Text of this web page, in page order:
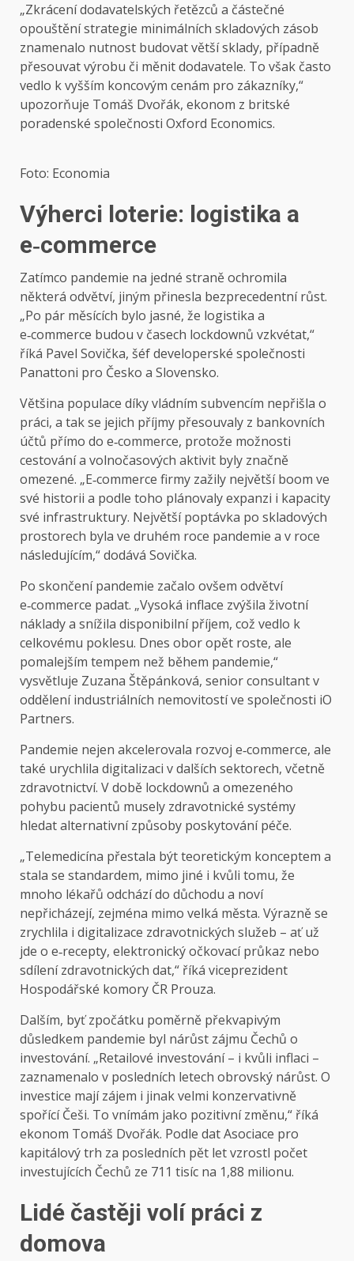
„Zkrácení dodavatelských řetězců a částečné
opouštění strategie minimálních skladových zásob
znamenalo nutnost budovat větší sklady, případně
přesouvat výrobu či měnit dodavatele. To však často
vedlo k vyšším koncovým cenám pro zákazníky,“
upozorňuje Tomáš Dvořák, ekonom z britské
poradenské společnosti Oxford Economics.
Foto: Economia
Výherci loterie: logistika a
e‑commerce
Zatímco pandemie na jedné straně ochromila
některá odvětví, jiným přinesla bezprecedentní růst.
„Po pár měsících bylo jasné, že logistika a
e‑commerce budou v časech lockdownů vzkvétat,“
říká Pavel Sovička, šéf developerské společnosti
Panattoni pro Česko a Slovensko.
Většina populace díky vládním subvencím nepřišla o
práci, a tak se jejich příjmy přesouvaly z bankovních
účtů přímo do e‑commerce, protože možnosti
cestování a volnočasových aktivit byly značně
omezené. „E‑commerce firmy zažily největší boom ve
své historii a podle toho plánovaly expanzi i kapacity
své infrastruktury. Největší poptávka po skladových
prostorech byla ve druhém roce pandemie a v roce
následujícím,“ dodává Sovička.
Po skončení pandemie začalo ovšem odvětví
e‑commerce padat. „Vysoká inflace zvýšila životní
náklady a snížila disponibilní příjem, což vedlo k
celkovému poklesu. Dnes obor opět roste, ale
pomalejším tempem než během pandemie,“
vysvětluje Zuzana Štěpánková, senior consultant v
oddělení industriálních nemovitostí ve společnosti iO
Partners.
Pandemie nejen akcelerovala rozvoj e‑commerce, ale
také urychlila digitalizaci v dalších sektorech, včetně
zdravotnictví. V době lockdownů a omezeného
pohybu pacientů musely zdravotnické systémy
hledat alternativní způsoby poskytování péče.
„Telemedicína přestala být teoretickým konceptem a
stala se standardem, mimo jiné i kvůli tomu, že
mnoho lékařů odchází do důchodu a noví
nepřicházejí, zejména mimo velká města. Výrazně se
zrychlila i digitalizace zdravotnických služeb – ať už
jde o e‑recepty, elektronický očkovací průkaz nebo
sdílení zdravotnických dat,“ říká viceprezident
Hospodářské komory ČR Prouza.
Dalším, byť zpočátku poměrně překvapivým
důsledkem pandemie byl nárůst zájmu Čechů o
investování. „Retailové investování – i kvůli inflaci –
zaznamenalo v posledních letech obrovský nárůst. O
investice mají zájem i jinak velmi konzervativně
spořící Češi. To vnímám jako pozitivní změnu,“ říká
ekonom Tomáš Dvořák. Podle dat Asociace pro
kapitálový trh za posledních pět let vzrostl počet
investujících Čechů ze 711 tisíc na 1,88 milionu.
Lidé častěji volí práci z
domova